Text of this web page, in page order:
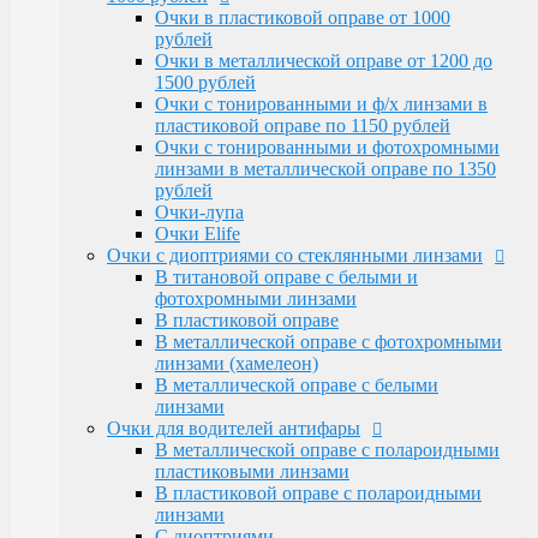
Очки Elife
Очки с диоптриями со стеклянными линзами
В титановой оправе с белыми и
фотохромными линзами
В пластиковой оправе
В металлической оправе с фотохромными
линзами (хамелеон)
В металлической оправе с белыми линзами
Очки для водителей антифары
В металлической оправе с полароидными
пластиковыми линзами
В пластиковой оправе с полароидными
линзами
С диоптриями
Очки для компьютера
В пластиковой оправе с полимерными
линзами
В металлической оправе
Тренажерные очки
В пластиковой оправе
В металлической оправе
Очки глаукомные
Очки Эксклюзивные Ricardi от 15000
Бренд оправы
Очки в пластиковой оправе от 1000
рублей
Очки в металлической оправе от 1200 до
1500 рублей
Очки с тонированными и ф/х линзами в
пластиковой оправе по 1150 рублей
Очки с тонированными и фотохромными
линзами в металлической оправе по 1350
рублей
Очки-лупа
Очки Elife
Очки с диоптриями со стеклянными линзами
В титановой оправе с белыми и
фотохромными линзами
В пластиковой оправе
В металлической оправе с фотохромными
линзами (хамелеон)
В металлической оправе с белыми
линзами
Очки для водителей антифары
В металлической оправе с полароидными
пластиковыми линзами
В пластиковой оправе с полароидными
линзами